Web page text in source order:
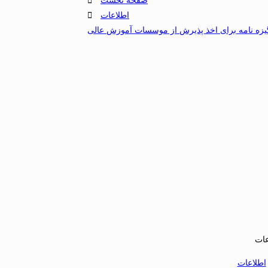
اطلاعات
نامه برای اخذ پذیرش از موسسات آموزش عالی
اطلاعات